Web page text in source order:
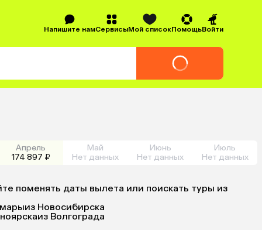
Напишите намСервисыМой списокПомощьВойти
Апрель
174 897 ₽
Май
Нет данных
Июнь
Нет данных
Июль
Нет данных
поменять даты вылета или поискать туры из
из Новосибирска
из Волгограда